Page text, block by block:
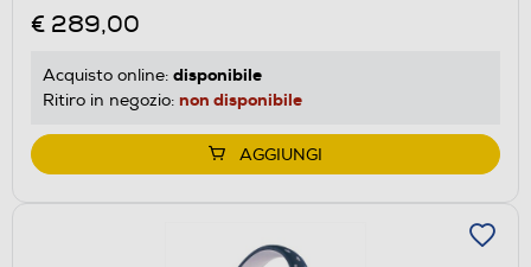
€ 289,00
Acquisto online: disponibile
Ritiro in negozio: non disponibile
AGGIUNGI